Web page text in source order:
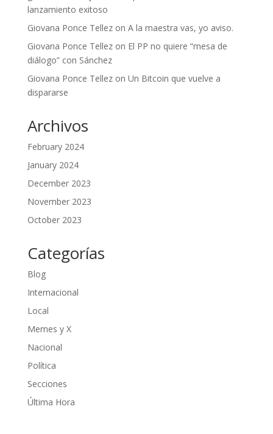
lanzamiento exitoso
Giovana Ponce Tellezon A la maestra vas, yo aviso.
Giovana Ponce Tellezon El PP no quiere “mesa de
diálogo” con Sánchez
Giovana Ponce Tellezon Un Bitcoin que vuelve a
dispararse
Archivos
February 2024
January 2024
December 2023
November 2023
October 2023
Categorías
Blog
Internacional
Local
Memes y X
Nacional
Política
Secciones
Última Hora